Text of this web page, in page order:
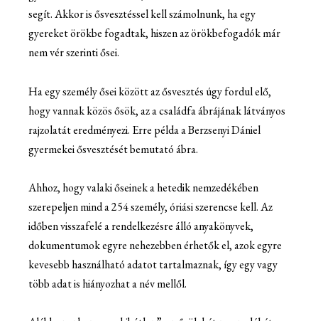
segít. Akkor is ősvesztéssel kell számolnunk, ha egy
gyereket örökbe fogadtak, hiszen az örökbefogadók már
nem vér szerinti ősei.
Ha egy személy ősei között az ősvesztés úgy fordul elő,
hogy vannak közös ősök, az a családfa ábrájának látványos
rajzolatát eredményezi. Erre példa a Berzsenyi Dániel
gyermekei ősvesztését bemutató ábra.
Ahhoz, hogy valaki őseinek a hetedik nemzedékében
szerepeljen mind a 254 személy, óriási szerencse kell. Az
időben visszafelé a rendelkezésre álló anyakönyvek,
dokumentumok egyre nehezebben érhetők el, azok egyre
kevesebb használható adatot tartalmaznak, így egy vagy
több adat is hiányozhat a név mellől.